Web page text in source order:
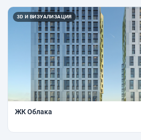
3D И ВИЗУАЛИЗАЦИЯ
ЖК Облака